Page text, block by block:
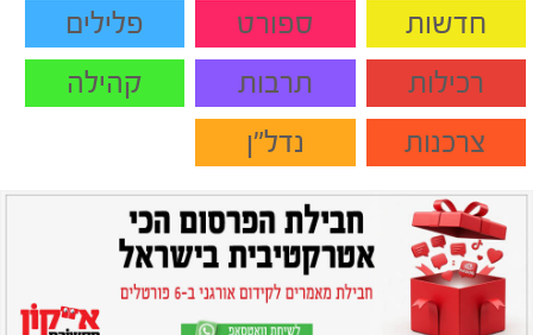
חדשות ספורט
פלילים
רכילות
תרבות
קהילה
צרכנות
נדל"ן